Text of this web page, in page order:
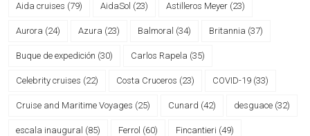
Aida cruises (79) AidaSol (23) Astilleros Meyer (23)
Aurora (24) Azura (23) Balmoral (34) Britannia (37)
Buque de expedición (30) Carlos Rapela (35)
Celebrity cruises (22) Costa Cruceros (23) COVID-19 (33)
Cruise and Maritime Voyages (25) Cunard (42) desguace (32)
escala inaugural (85) Ferrol (60) Fincantieri (49)